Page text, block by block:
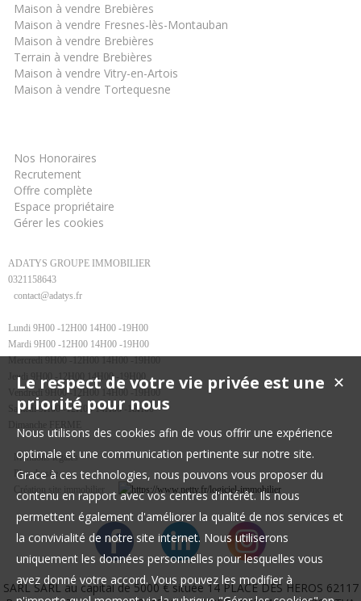
Maison à vendre Brebières
Maison à vendre Fresnes-lès-Montauban
Maison à vendre Brebières
Terrain à vendre Brebières
Maison à vendre Vitry-en-Artois
Maison à vendre Tortequesne
Nos Honoraires
Recrutement
Offre complète
Espace propriétaire
Gérer les cookies
ADATYS GROUPE IMMOBILIER
0321158643
contact@adatys.fr
Lundi 9H00 -12H00 14H00 -19H00
Mardi 9H00 -12H00 14H00 -19H00
Jeudi 9H00 -12H00 14H00 -19H00
Vendredi 9H00 -12H00 14H00 -19H00
Samedi 9H00 -12H00 14H00 -18H00
Mentions légales
Plan du site
Création site immobilier
SARL SARL au capital de 5000 € située 14 PLACE DES HEROS 62117
✕
Le respect de votre vie privée est une
priorité pour nous
Nous utilisons des cookies afin de vous offrir une expérience
optimale et une communication pertinente sur notre site.
Grace à ces technologies, nous pouvons vous proposer du
contenu en rapport avec vos centres d'intérêt. Ils nous
permettent également d'améliorer la qualité de nos services et
la convivialité de notre site internet. Nous utiliserons
uniquement les données personnelles pour lesquelles vous
avez donné votre accord. Vous pouvez les modifier à